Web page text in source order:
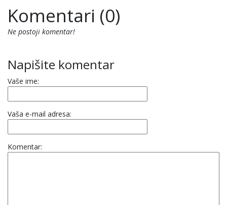
Komentari (0)
Ne postoji komentar!
Napišite komentar
Vaše ime:
Vaša e-mail adresa:
Komentar: